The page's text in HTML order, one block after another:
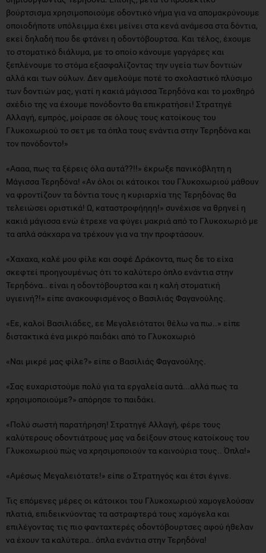
βούρτσισμα χρησιμοποιούμε οδοντικό νήμα για να απομακρύνουμε
οποιοδήποτε υπόλειμμα έχει μείνει στα κενά ανάμεσα στα δόντια,
εκεί δηλαδή που δε φτάνει η οδοντόβουρτσα. Και τέλος, έχουμε
το στοματικό διάλυμα, με το οποίο κάνουμε γαργάρες και
ξεπλένουμε το στόμα εξασφαλίζοντας την υγεία των δοντιών
αλλά και των ούλων. Δεν αμελούμε ποτέ το σχολαστικό πλύσιμο
των δοντιών μας, γιατί η κακιά μάγισσα Τερηδόνα και το μοχθηρό
σχέδιο της να έχουμε πονόδοντο θα επικρατήσει! Στρατηγέ
Αλλαγή, εμπρός, μοίρασε σε όλους τους κατοίκους του
Γλυκοχωριού το σετ με τα όπλα τους ενάντια στην Τερηδόνα και
τον πονόδοντο!»
«Αααα, πως τα ξέρεις όλα αυτά??!!» έκρωξε πανικόβλητη η
Μάγισσα Τερηδόνα! «Αν όλοι οι κάτοικοι του Γλυκοχωριού μάθουν
να φροντίζουν τα δόντια τους η κυριαρχία της Τερηδόνας θα
τελειώσει οριστικά! Ω, καταστροφήηηη!» συνέχισε να θρηνεί η
κακιά μάγισσα ενώ έτρεχε να φύγει μακριά από το Γλυκοχωριό με
τα απλά σάκχαρα να τρέχουν για να την προφτάσουν.
«Χαχαχα, καλέ μου φίλε και σοφέ Δράκοντα, πως δε το είχα
σκεφτεί προηγουμένως ότι το καλύτερο όπλο ενάντια στην
Τερηδόνα.. είναι η οδοντόβουρτσα και η καλή στοματική
υγιεινή?!» είπε ανακουφισμένος ο Βασιλιάς Φαγανούλης.
«Εε, καλοί Βασιλιάδες, εε Μεγαλειότατοι θέλω να πω..» είπε
διστακτικά ένα μικρό παιδάκι από το Γλυκοχωριό
«Ναι μικρέ μας φίλε?» είπε ο Βασιλιάς Φαγανούλης.
«Σας ευχαριστούμε πολύ για τα εργαλεία αυτά...αλλά πως τα
χρησιμοποιούμε?» απόρησε το παιδάκι.
«Πολύ σωστή παρατήρηση! Στρατηγέ Αλλαγή, φέρε τους
καλύτερους οδοντιάτρους μας να δείξουν στους κατοίκους του
Γλυκοχωριού πώς να χρησιμοποιούν τα καινούρια τους.. Όπλα!»
«Αμέσως Μεγαλειότατε!» είπε ο Στρατηγός και έτσι έγινε.
Τις επόμενες μέρες οι κάτοικοι του Γλυκοχωριού χαμογελούσαν
πλατιά, επιδεικνύοντας τα αστραφτερά τους χαμόγελα και
επιλέγοντας τις πιο φανταχτερές οδοντόβουρτσες αφού ήθελαν
να έχουν τα καλύτερα.. όπλα ενάντια στην Τερηδόνα!